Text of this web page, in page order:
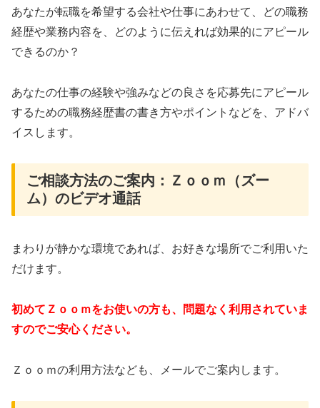
あなたが転職を希望する会社や仕事にあわせて、どの職務
経歴や業務内容を、どのように伝えれば効果的にアピール
できるのか？
あなたの仕事の経験や強みなどの良さを応募先にアピール
するための職務経歴書の書き方やポイントなどを、アドバ
イスします。
ご相談方法のご案内：Ｚｏｏｍ（ズー
ム）のビデオ通話
まわりが静かな環境であれば、お好きな場所でご利用いた
だけます。
初めてＺｏｏｍをお使いの方も、問題なく利用されていま
すのでご安心ください。
Ｚｏｏｍの利用方法なども、メールでご案内します。